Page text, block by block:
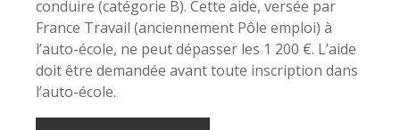
conduire (catégorie B). Cette aide, versée par
France Travail (anciennement Pôle emploi) à
l’auto-école, ne peut dépasser les 1 200 €. L’aide
doit être demandée avant toute inscription dans
l’auto-école.